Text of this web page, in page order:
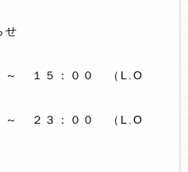
せ
１５：００ （L.O
～ ２３：００ （L.O